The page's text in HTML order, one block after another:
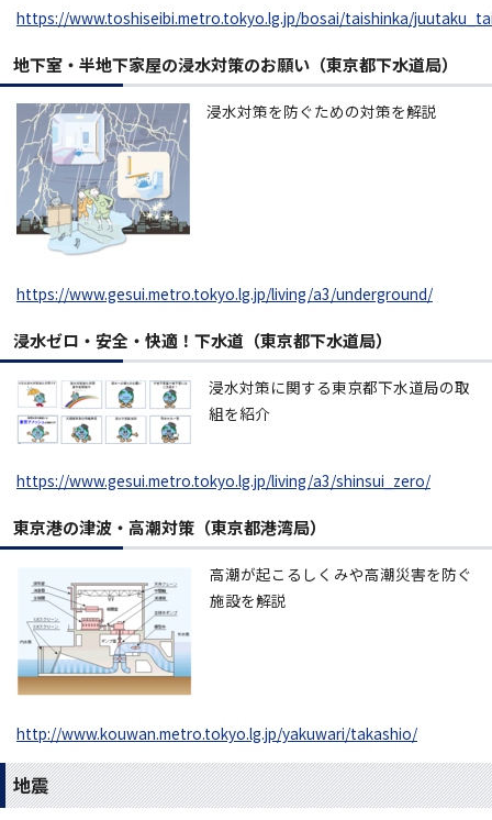
https://www.toshiseibi.metro.tokyo.lg.jp/bosai/taishinka/
地下室・半地下家屋の浸水対策のお願い（東京都下水道局）
浸水対策を防ぐための対策を解説
https://www.gesui.metro.tokyo.lg.jp/living/a3/underground/
浸水ゼロ・安全・快適！下水道（東京都下水道局）
浸水対策に関する東京都下水道局の取
組を紹介
https://www.gesui.metro.tokyo.lg.jp/living/a3/shinsui_zero/
東京港の津波・高潮対策（東京都港湾局）
高潮が起こるしくみや高潮災害を防ぐ
施設を解説
http://www.kouwan.metro.tokyo.lg.jp/yakuwari/takashio/
地震